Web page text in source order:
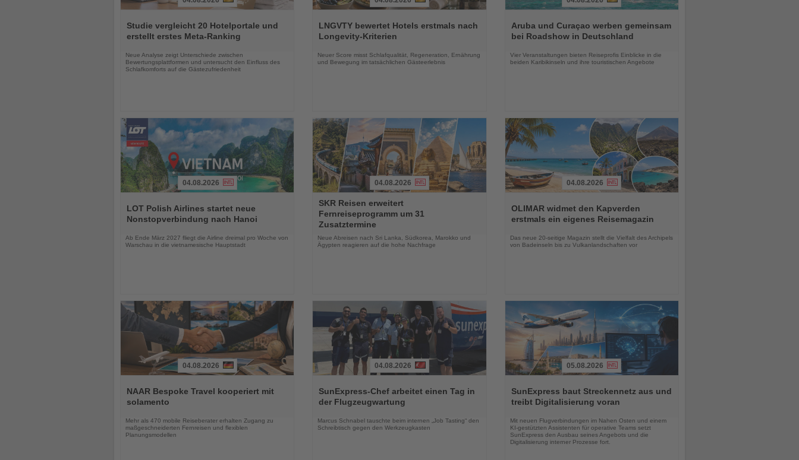
Sie
die
Studie vergleicht 20 Hotelportale und
erstellt erstes Meta-Ranking
Neue Analyse zeigt Unterschiede zwischen
Bewertungsplattformen und untersucht den Einfluss des
Schlafkomforts auf die Gästezufriedenheit
Sie
die
Nachrichten
LNGVTY bewertet Hotels erstmals nach
Longevity-Kriterien
Neuer Score misst Schlafqualität, Regeneration, Ernährung
und Bewegung im tatsächlichen Gästeerlebnis
Sie
die
Aruba und Curaçao werben gemeinsam
bei Roadshow in Deutschland
Vier Veranstaltungen bieten Reiseprofis Einblicke in die
beiden Karibikinseln und ihre touristischen Angebote
Sie
die
Nachrichten
04.08.2026
LOT Polish Airlines startet neue
Nonstopverbindung nach Hanoi
Ab Ende März 2027 fliegt die Airline dreimal pro Woche von
Warschau in die vietnamesische Hauptstadt
Sie
die
Nachrichten
04.08.2026
SKR Reisen erweitert
Fernreiseprogramm um 31
Zusatztermine
Neue Abreisen nach Sri Lanka, Südkorea, Marokko und
Ägypten reagieren auf die hohe Nachfrage
Sie
die
04.08.2026
OLIMAR widmet den Kapverden
erstmals ein eigenes Reisemagazin
Das neue 20-seitige Magazin stellt die Vielfalt des Archipels
von Badeinseln bis zu Vulkanlandschaften vor
Sie
die
04.08.2026
NAAR Bespoke Travel kooperiert mit
solamento
Mehr als 470 mobile Reiseberater erhalten Zugang zu
maßgeschneiderten Fernreisen und flexiblen
Planungsmodellen
Sie
die
Nachrichten
04.08.2026
SunExpress-Chef arbeitet einen Tag in
der Flugzeugwartung
Marcus Schnabel tauschte beim internen „Job Tasting“ den
Schreibtisch gegen den Werkzeugkasten
Sie
die
Nachrichten
05.08.2026
SunExpress baut Streckennetz aus und
treibt Digitalisierung voran
Mit neuen Flugverbindungen im Nahen Osten und einem
KI-gestützten Assistenten für operative Teams setzt
SunExpress den Ausbau seines Angebots und die
Digitalisierung interner Prozesse fort.